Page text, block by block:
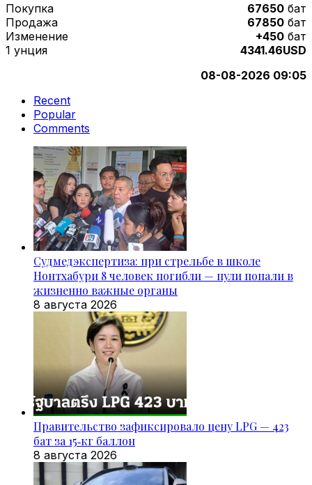
Покупка 67650 бат
Продажа
67850 бат
Изменение
+450 бат
1 унция
4341.46USD
08-08-2026 09:05
Recent
Popular
Comments
Судмедэкспертиза: при стрельбе в школе
Нонтхабури 8 человек погибли — пули попали в
жизненно важные органы
8 августа 2026
Правительство зафиксировало цену LPG — 423
бат за 15‑кг баллон
8 августа 2026